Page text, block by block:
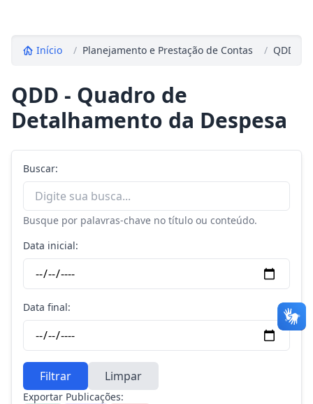
Início / Planejamento e Prestação de Contas / QDD -
QDD - Quadro de
Detalhamento da Despesa
Buscar:
Busque por palavras-chave no título ou conteúdo.
Data inicial:
Data final:
Filtrar Limpar
Exportar Publicações: